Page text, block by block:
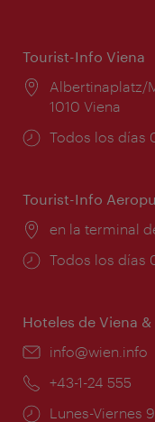
Tourist-Info Viena
Lugar:
Albertinaplatz/
1010 Viena
Horarios
Todos los días
Tourist-Info
Lugar:
en la terminal
Horarios
Todos los días
Hoteles de Viena
e-
info@wien.info
Teléfono:
+43-1-24 555
Horarios
Lunes-Viernes